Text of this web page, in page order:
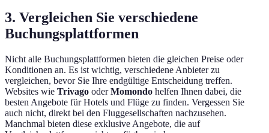
3. Vergleichen Sie verschiedene
Buchungsplattformen
Nicht alle Buchungsplattformen bieten die gleichen Preise oder
Konditionen an. Es ist wichtig, verschiedene Anbieter zu
vergleichen, bevor Sie Ihre endgültige Entscheidung treffen.
Websites wie Trivago oderMomondo helfen Ihnen dabei, die
besten Angebote für Hotels und Flüge zu finden. Vergessen Sie
auch nicht, direkt bei den Fluggesellschaften nachzusehen.
Manchmal bieten diese exklusive Angebote, die auf